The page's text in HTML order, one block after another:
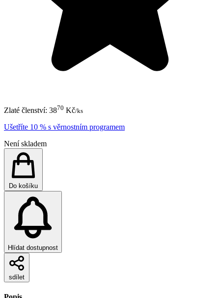
Zlaté členství: 3870 Kč/ks
Ušetříte 10 % s věrnostním programem
Není skladem
Do košíku
Hlídat dostupnost
sdílet